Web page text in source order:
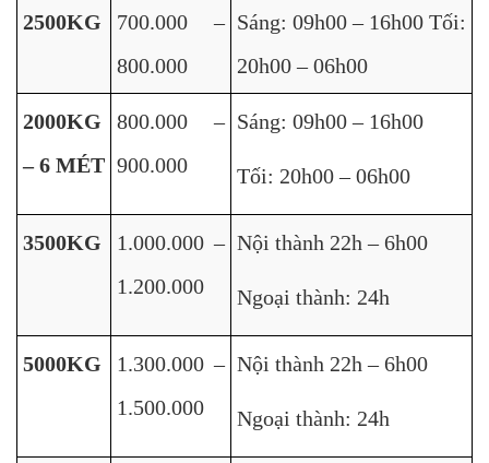
2500KG
700.000 –
800.000
Sáng: 09h00 – 16h00 Tối:
20h00 – 06h00
2000KG
– 6 MÉT
800.000 –
900.000
Sáng: 09h00 – 16h00
Tối: 20h00 – 06h00
3500KG
1.000.000 –
1.200.000
Nội thành 22h – 6h00
Ngoại thành: 24h
5000KG
1.300.000 –
1.500.000
Nội thành 22h – 6h00
Ngoại thành: 24h